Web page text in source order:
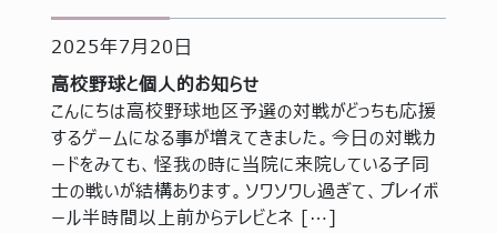
2025年7月20日
高校野球と個人的お知らせ
こんにちは高校野球地区予選の対戦がどっちも応援
するゲームになる事が増えてきました。今日の対戦カ
ードをみても、怪我の時に当院に来院している子同
士の戦いが結構あります。ソワソワし過ぎて、プレイボ
ール半時間以上前からテレビとネ […]